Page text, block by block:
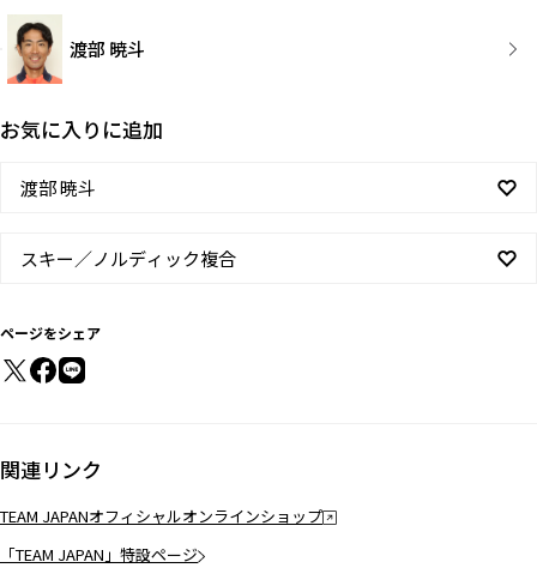
渡部 暁斗
お気に入りに追加
渡部 暁斗
スキー／ノルディック複合
ページをシェア
関連リンク
TEAM JAPANオフィシャルオンラインショップ
「TEAM JAPAN」特設ページ